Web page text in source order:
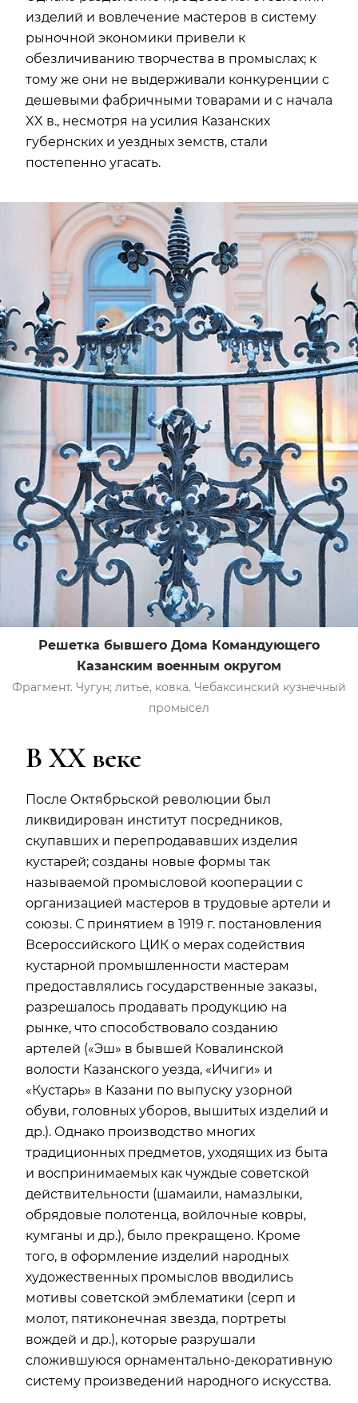
изделий и вовлечение мастеров в систему
рыночной экономики привели к
обезличиванию творчества в промыслах; к
тому же они не выдерживали конкуренции с
дешевыми фабричными товарами и с начала
XX в., несмотря на усилия Казанских
губернских и уездных земств, стали
постепенно угасать.
Решетка бывшего Дома Командующего
Казанским военным округом
Фрагмент. Чугун; литье, ковка. Чебаксинский кузнечный
промысел
В XX веке
После Октябрьской революции был
ликвидирован институт посредников,
скупавших и перепродававших изделия
кустарей; созданы новые формы так
называемой промысловой кооперации с
организацией мастеров в трудовые артели и
союзы. С принятием в 1919 г. постановления
Всероссийского ЦИК о мерах содействия
кустарной промышленности мастерам
предоставлялись государственные заказы,
разрешалось продавать продукцию на
рынке, что способствовало созданию
артелей («Эш» в бывшей Ковалинской
волости Казанского уезда, «Ичиги» и
«Кустарь» в Казани по выпуску узорной
обуви, головных уборов, вышитых изделий и
др.). Однако производство многих
традиционных предметов, уходящих из быта
и воспринимаемых как чуждые советской
действительности (шамаили, намазлыки,
обрядовые полотенца, войлочные ковры,
кумганы и др.), было прекращено. Кроме
того, в оформление изделий народных
художественных промыслов вводились
мотивы советской эмблематики (серп и
молот, пятиконечная звезда, портреты
вождей и др.), которые разрушали
сложившуюся орнаментально-декоративную
систему произведений народного искусства.